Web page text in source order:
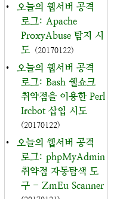
•
오늘의 웹서버 공격
로그: Apache
ProxyAbuse 탐지 시
도 (20170122)
•
오늘의 웹서버 공격
로그: Bash 쉘쇼크
취약점을 이용한 Perl
Ircbot 삽입 시도
(20170122)
•
오늘의 웹서버 공격
로그: phpMyAdmin
취약점 자동탐색 도
구 - ZmEu Scanner